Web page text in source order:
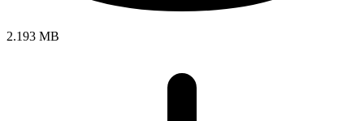
2.193 MB